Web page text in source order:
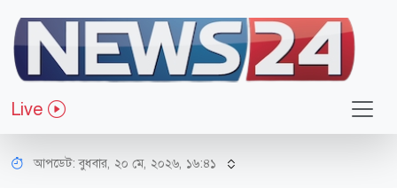
Live
আন্তর্জাতিক
পূর্ণাঙ্গ যুদ্ধবিরতি অত্যন্ত জরুরি, পুতিনকে
শি জিনপিং
আপডেট: বুধবার, ২০ মে, ২০২৬, ১৬:৪১